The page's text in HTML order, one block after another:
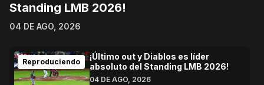
Standing LMB 2026!
04 DE AGO, 2026
Reproduciendo
¡Último out y Diablos es líder
absoluto del Standing LMB 2026!
04 DE AGO, 2026